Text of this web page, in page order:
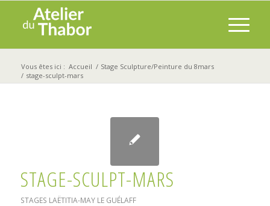
Vous êtes ici : Accueil / Stage Sculpture/Peinture du 8mars
/ stage-sculpt-mars
STAGE-SCULPT-MARS
STAGES LAËTITIA-MAY LE GUÉLAFF